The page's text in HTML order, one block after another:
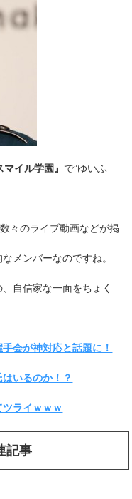
マイル学園』 で”ゆいふ
々のライブ動画などが掲
メンバーなのですね。
自信家な一面をちょく
会が神対応と話題に！
いるのか！？
ライｗｗｗ
記事